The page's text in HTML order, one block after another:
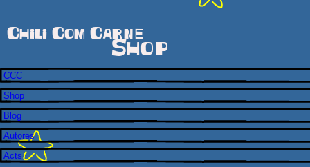
Chili Com Carne
Shop
CCC
Shop
Blog
Autores
Acts